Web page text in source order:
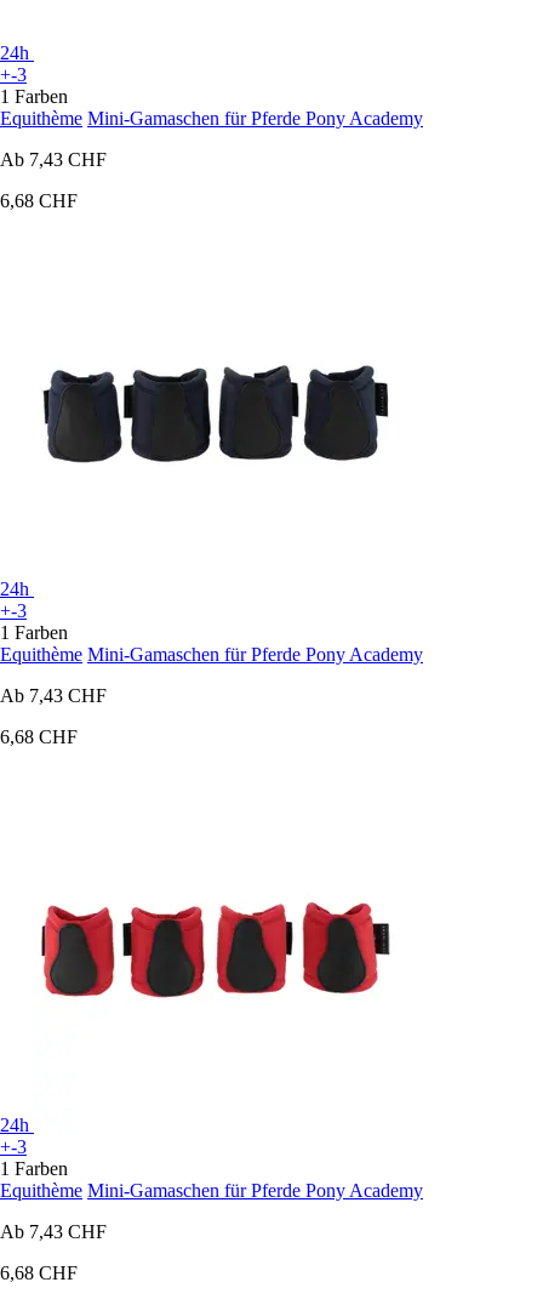
24h
+-3
1 Farben
Equithème Mini-Gamaschen für Pferde Pony Academy
Ab 7,43 CHF
6,68 CHF
24h
+-3
1 Farben
Equithème Mini-Gamaschen für Pferde Pony Academy
Ab 7,43 CHF
6,68 CHF
24h
+-3
1 Farben
Equithème Mini-Gamaschen für Pferde Pony Academy
Ab 7,43 CHF
6,68 CHF